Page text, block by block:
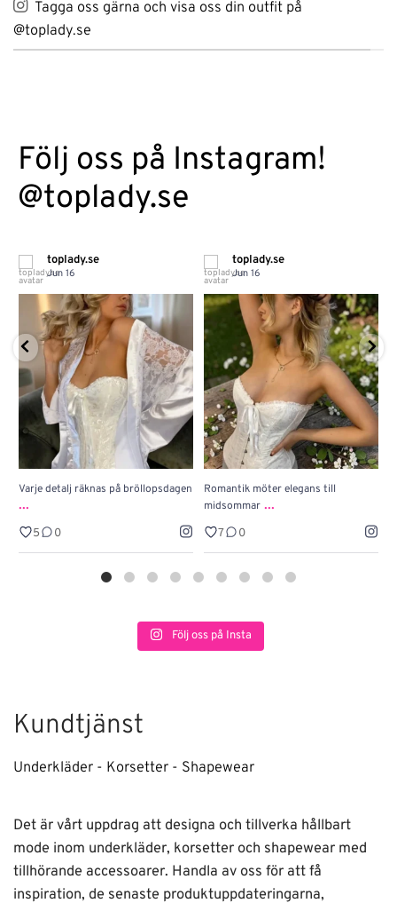
Tagga oss gärna och visa oss din outfit på
@toplady.se
Följ oss på Instagram!
@toplady.se
toplady.se
Jun 16
Varje detalj räknas på bröllopsdagen
...
5 0
toplady.se
Jun 16
Romantik möter elegans till
midsommar ...
7 0
Följ oss på Insta
Kundtjänst
Underkläder - Korsetter - Shapewear
Det är vårt uppdrag att designa och tillverka hållbart
mode inom underkläder, korsetter och shapewear med
tillhörande accessoarer. Handla av oss för att få
inspiration, de senaste produktuppdateringarna,